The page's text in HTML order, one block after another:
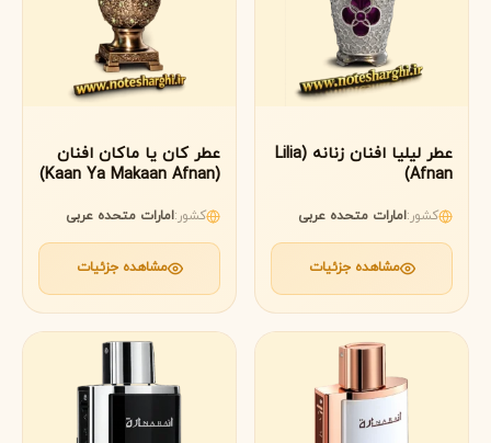
عطر لیلیا افنان زنانه (Lilia
Afnan)
کشور:امارات متحده عربی
مشاهده جزئیات
عطر کان یا ماکان افنان
(Kaan Ya Makaan Afnan)
کشور:امارات متحده عربی
مشاهده جزئیات